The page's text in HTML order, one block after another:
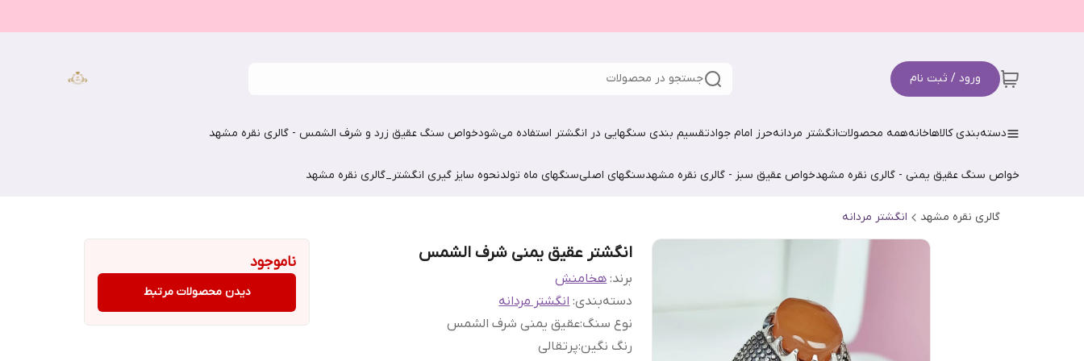
ورود / ثبت نام جستجو در محصولات
دسته‌بندی کالاهاخانههمه محصولاتانگشتر مردانهحرز امام جوادتقسیم بندی سنگهایی در انگشتر استفاده می‌شودخواص سنگ عقیق زرد و شرف الشمس - گالری نقره مشهد
خواص سنگ عقیق یمنی - گالری نقره مشهدخواص عقیق سبز - گالری نقره مشهدسنگهای اصلیسنگهای ماه تولدنحوه سایز گیری انگشتر_گالری نقره مشهد
گالری نقره مشهد انگشتر مردانه
انگشتر عقیق یمنی شرف الشمس
برند: هخامنش
دسته‌بندی:انگشتر مردانه
نوع سنگ:عقیق یمنی شرف الشمس
رنگ نگین:پرتقالی
ناموجود
دیدن محصولات مرتبط